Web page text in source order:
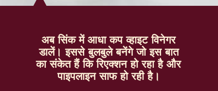
अब सिंक में आधा कप व्हाइट विनेगर
डालें। इससे बुलबुले बनेंगे जो इस बात
का संकेत हैं कि रिएक्शन हो रहा है और
पाइपलाइन साफ हो रही है।